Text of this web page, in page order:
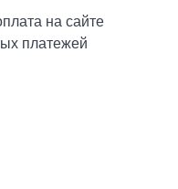
на сайте
платежей